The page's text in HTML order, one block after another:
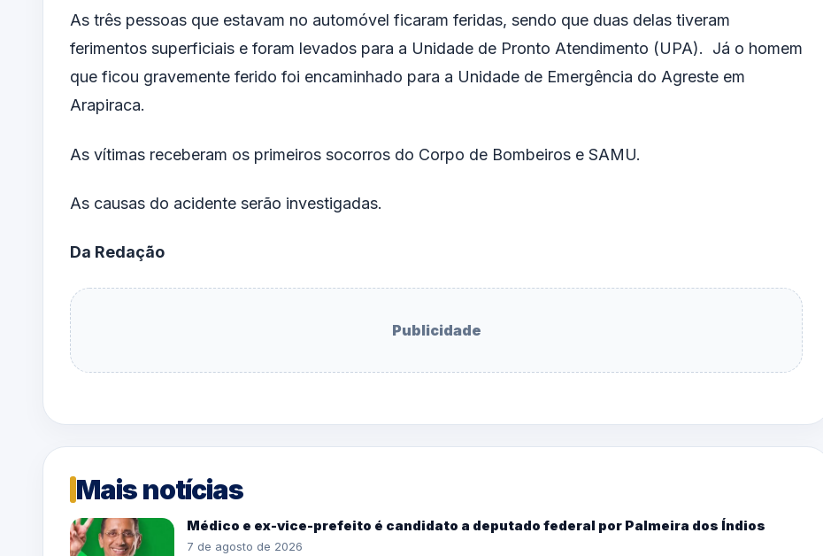
As três pessoas que estavam no automóvel ficaram feridas, sendo que duas delas tiveram
ferimentos superficiais e foram levados para a Unidade de Pronto Atendimento (UPA). Já o homem
que ficou gravemente ferido foi encaminhado para a Unidade de Emergência do Agreste em
Arapiraca.
As vítimas receberam os primeiros socorros do Corpo de Bombeiros e SAMU.
As causas do acidente serão investigadas.
Da Redação
Publicidade
Mais notícias
Médico e ex-vice-prefeito é candidato a deputado federal por Palmeira dos Índios
7 de agosto de 2026